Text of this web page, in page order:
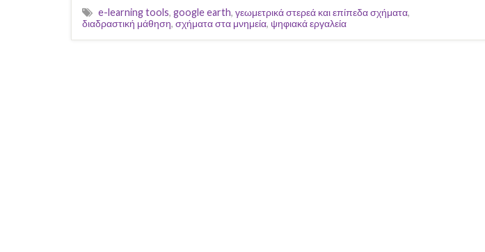
e-learning tools, google earth, γεωμετρικά στερεά και επίπεδα σχήματα,
διαδραστική μάθηση, σχήματα στα μνημεία, ψηφιακά εργαλεία